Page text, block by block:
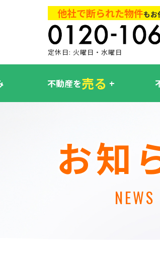
他社で断られた物件もお
定休日: 火曜日・水曜日
不動産を売る
お知
NEWS